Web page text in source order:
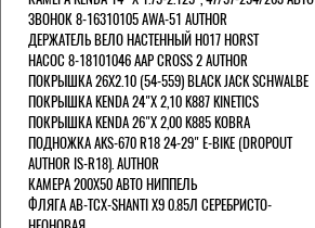
ЗВОНОК 8-16310105 AWA-51 AUTHOR
ДЕРЖАТЕЛЬ ВЕЛО НАСТЕННЫЙ H017 HORST
НАСОС 8-18101046 AAP CROSS 2 AUTHOR
ПОКРЫШКА 26X2.10 (54-559) BLACK JACK SCHWALBE
ПОКРЫШКА KENDA 24"Х 2,10 K887 KINETICS
ПОКРЫШКА KENDA 26"Х 2,00 K885 KOBRA
ПОДНОЖКА AKS-670 R18 24-29" E-BIKE (DROPOUT
AUTHOR IS-R18). AUTHOR
КАМЕРА 200Х50 АВТО НИППЕЛЬ
ФЛЯГА AB-TCX-SHANTI X9 0.85Л СЕРЕБРИСТО-